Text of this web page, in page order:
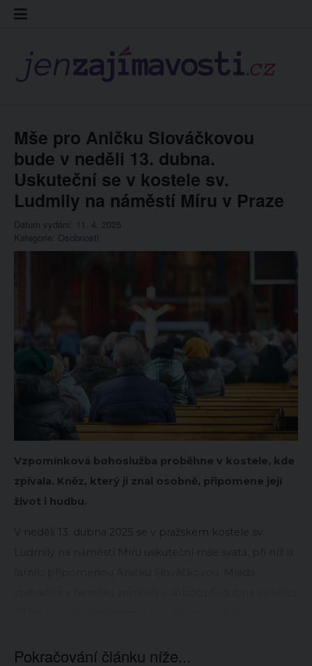
Skip
Mše pro Aničku Slováčkovou
bude v neděli 13. dubna.
Uskuteční se v kostele sv.
Ludmily na náměstí Míru v Praze
Datum vydání: 11. 4. 2025
Kategorie: Osobnosti
Vzpomínková bohoslužba proběhne v kostele, kde
zpívala. Kněz, který ji znal osobně, připomene její
život i hudbu.
V neděli 13. dubna 2025 se v pražském kostele sv.
Pokračování článku níže...